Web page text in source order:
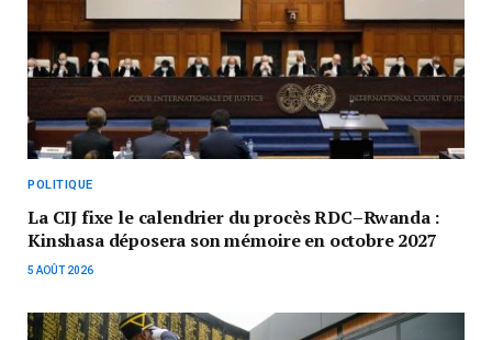
POLITIQUE
La CIJ fixe le calendrier du procès RDC–Rwanda :
Kinshasa déposera son mémoire en octobre 2027
5 AOÛT 2026